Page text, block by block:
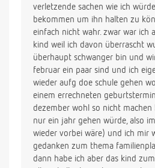
verletzende sachen wie ich
bekommen um ihn halten zu
einfach nicht wahr. zwar war ich
kind weil ich davon überrascht
überhaupt schwanger bin und
februar ein paar sind und ich
wieder aufg doe schule gehen
einem errechneten
dezember wohl so nicht machen
nur ein jahr gehen würde, also
wieder vorbei wäre) und ich mir
gedanken zum thema
dann habe ich aber das kind